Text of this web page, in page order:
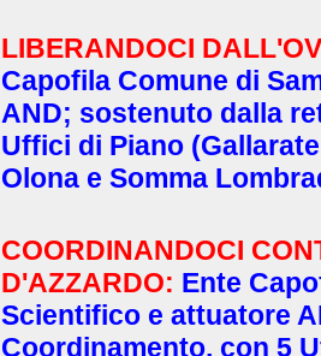
LIBERANDOCI
Capofila Comune di
AND; sostenuto dalla
Uffici di Piano
Olona e Somma
COORDINANDOCI
D'AZZARDO: Ente
Scientifico e attuatore
Coordinamento, con 5